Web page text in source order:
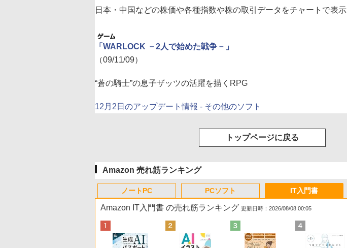
日本・中国などの株価や各種指数や株の取引データをチャートで表示
「WARLOCK －2人で始めた戦争－」
（09/11/09）
“蒼の騎士”の息子ザッツの活躍を描くRPG
12月2日のアップデート情報 - その他のソフト
トップページに戻る
Amazon 売れ筋ランキング
ノートPC PCソフト IT入門書
Amazon IT入門書 の売れ筋ランキング 更新日時：2026/08/08 00:05